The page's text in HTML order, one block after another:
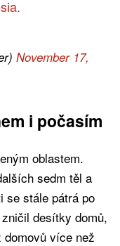
November 17,
i počasím
oblastem.
sedm těl a
se stále pátrá po
desítky domů,
více než